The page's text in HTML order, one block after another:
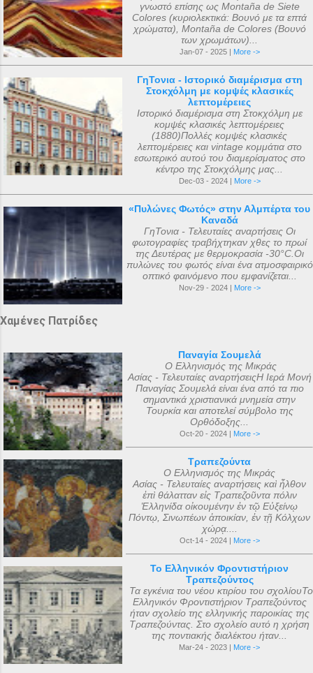
γνωστό επίσης ως Montaña de Siete
Colores (κυριολεκτικά: Βουνό με τα επτά
χρώματα), Montaña de Colores (Βουνό
των χρωμάτων)...
Jan-07 - 2025 | More ->
ΓηΤονια - Ιστορικό διαμέρισμα στη
Στοκχόλμη με κομψές κλασικές
λεπτομέρειες
Ιστορικό διαμέρισμα στη Στοκχόλμη με
κομψές κλασικές λεπτομέρειες
(1880)Πολλές κομψές κλασικές
λεπτομέρειες και vintage κομμάτια στο
εσωτερικό αυτού του διαμερίσματος στο
κέντρο της Στοκχόλμης μας...
Dec-03 - 2024 | More ->
«Πυλώνες Φωτός» στην Αλμπέρτα του
Καναδά
ΓηΤονια - Τελευταίες αναρτήσεις Οι
φωτογραφίες τραβήχτηκαν χθες το πρωί
της Δευτέρας με θερμοκρασία -30°C.Οι
πυλώνες του φωτός είναι ένα ατμοσφαιρικό
οπτικό φαινόμενο που εμφανίζεται...
Nov-29 - 2024 | More ->
Χαμένες Πατρίδες
Παναγία Σουμελά
Ο Ελληνισμός της Μικράς
Ασίας - Τελευταίες αναρτήσειςΗ Ιερά Μονή
Παναγίας Σουμελά είναι ένα από τα πιο
σημαντικά χριστιανικά μνημεία στην
Τουρκία και αποτελεί σύμβολο της
Ορθόδοξης...
Oct-20 - 2024 | More ->
Τραπεζούντα
Ο Ελληνισμός της Μικράς
Ασίας - Τελευταίες αναρτήσεις καὶ ἦλθον
ἐπὶ θάλατταν εἰς Τραπεζοῦντα πόλιν
Ἑλληνίδα οἰκουμένην ἐν τῷ Εὐξείνῳ
Πόντῳ, Σινωπέων ἀποικίαν, ἐν τῇ Κόλχων
χώρᾳ....
Oct-14 - 2024 | More ->
Το Ελληνικόν Φροντιστήριον
Τραπεζούντος
Τα εγκένια του νέου κτιρίου του σχολίουΤο
Ελληνικόν Φροντιστήριον Τραπεζούντος
ήταν σχολείο της ελληνικής παροικίας της
Τραπεζούντας. Στο σχολείο αυτό η χρήση
της ποντιακής διαλέκτου ήταν...
Mar-24 - 2023 | More ->